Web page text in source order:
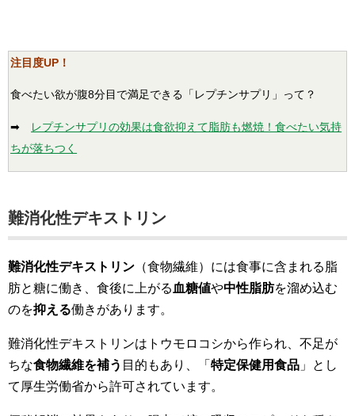
注目度UP！
食べたい欲が腹8分目で満足できる「レプチンサプリ」って？
➡
レプチンサプリの効果は食欲抑えて脂肪も燃焼！食べたい気持
ちが落ちつく
難消化性デキストリン
難消化性デキストリン （食物繊維）には食事に含まれる脂
肪と糖に働き、食後に上がる 血糖値や中性脂肪を溜め込む
のを抑える働きがあります。
難消化性デキストリンはトウモロコシから作られ、不足が
ちな食物繊維を補う 目的もあり、「 特定保健用食品 」とし
て厚生労働省から許可されています。